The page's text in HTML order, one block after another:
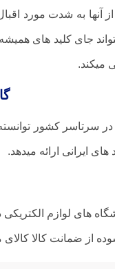
از آنها به شدت مورد
جای کلید های
در سرتاسر کشور
ایرانی ارائه میدهد.
های لوازم
از ضمانت کالا